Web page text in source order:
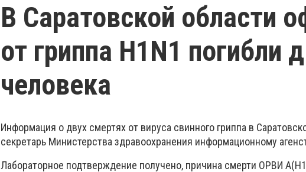
В Саратовской области
от гриппа H1N1 погибли
человека
Информация о двух смертях от вируса свинного гриппа в
секретарь Министерства здравоохранения информационному
Лабораторное подтверждение получено, причина смерти ОРВИ